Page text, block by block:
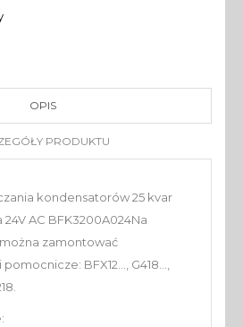
OPIS
PRODUKTU
kondensatorów 25 kvar
AC BFK3200A024Na
zamontować
BFX12..., G418...,